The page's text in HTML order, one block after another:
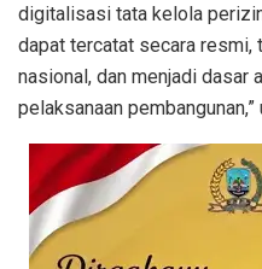
digitalisasi tata kelola
dapat tercatat secara resmi,
nasional, dan menjadi dasar
pelaksanaan pembangunan,”